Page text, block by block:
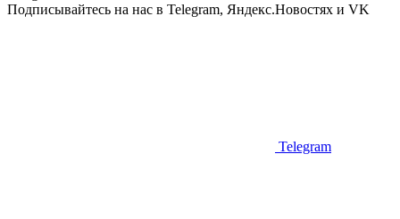
Подписывайтесь на нас в Telegram, Яндекс.Новостях и VK
Telegram